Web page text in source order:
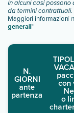
In alcuni casi
da termini contrattuali.
Maggiori informazioni
generali"
N.
GIORNI
ante
partenza
con
o